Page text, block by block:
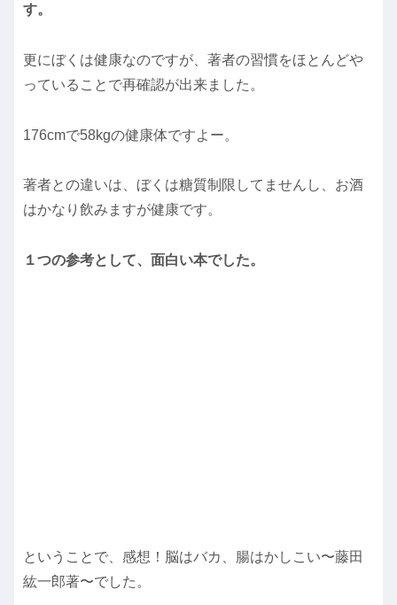
す。
更にぼくは健康なのですが、著者の習慣をほとんどや
っていることで再確認が出来ました。
176cmで58kgの健康体ですよー。
著者との違いは、ぼくは糖質制限してませんし、お酒
はかなり飲みますが健康です。
１つの参考として、面白い本でした。
ということで、感想！脳はバカ、腸はかしこい〜藤田
紘一郎著〜でした。